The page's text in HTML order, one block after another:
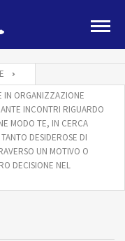
IN ORGANIZZAZIONE
INCONTRI RIGUARDO
MODO TE, IN CERCA
DESIDEROSE DI
UN MOTIVO O
DECISIONE NEL